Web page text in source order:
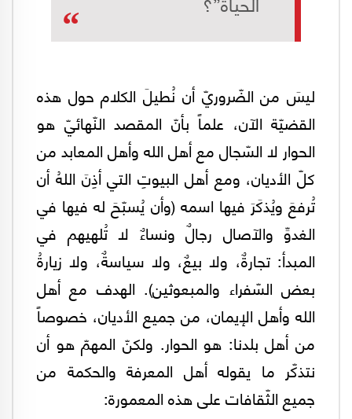
ليسَ من الضّروريّ أن نُطيلَ الكلام حول هذه
القضيّة الآن، علماً بأنّ المقصد النّهائيّ هو
الحوار لا السّجال مع أهل الله وأهل المعابد من
كلّ الأديان، ومع أهل البيوتِ التي أذِنَ اللهُ أن
تُرفعَ ويُذكَرَ فيها اسمه (وأن يُسبّحَ له فيها في
الغدوِّ والآصال رجالٌ ونساءٌ لا تُلهيهم في
المبدأ: تجارةٌ، ولا بيعٌ، ولا سياسةٌ، ولا زيارةُ
بعض السّفراء والمبعوثين). الهدف مع أهل
الله وأهل الإيمان، من جميع الأديان، خصوصاً
من أهل بلدنا: هو الحوار. ولكنّ المهمّ هو أن
نتذكّر ما يقوله أهل المعرفة والحكمة من
جميع الثّقافات على هذه المعمورة: